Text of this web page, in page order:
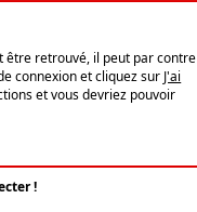
être retrouvé, il peut par contre
connexion et cliquez sur J'ai
et vous devriez pouvoir
!